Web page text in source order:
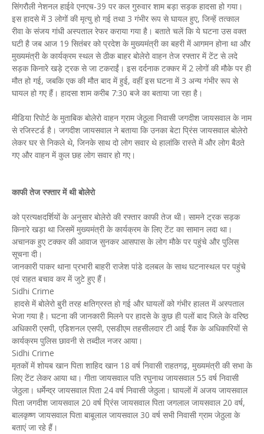
सिंगरौली नेशनल हाईवे एनएच-39 पर कल गुरुवार शाम बड़ा सड़क हादसा हो गया।
इस हादसे में 3 लोगों की मृत्यु हो गई तथा 3 गंभीर रूप से घायल हुए, जिन्हें तत्काल
रीवा के संजय गांधी अस्पताल रेफर कराया गया है। बताते चलें कि ये घटना उस वक्त
घटी है जब आज 19 सितंबर को प्रदेश के मुख्यमंत्री का बहरी में आगमन होना था और
मुख्यमंत्री के कार्यक्रम स्थल से ठीक बाहर बोलेरो वाहन तेज रफ्तार में टेंट से लदे
सड़क किनारे खड़े ट्रक से जा टकराईं। इस दर्दनाक टक्कर में 2 लोगों की मौके पर ही
मौत हो गई, जबकि एक की मौत बाद में हुई, वहीं इस घटना में 3 अन्य गंभीर रूप से
घायल हो गए हैं। हादसा शाम करीब 7:30 बजे का बताया जा रहा है।
मीडिया रिपोर्ट के मुताबिक बोलेरो वाहन ग्राम जेठूला निवासी जगदीश जायसवाल के नाम
से रजिस्टर्ड है। जगदीश जायसवाल ने बताया कि उनका बेटा प्रिंस जायसवाल बोलेरो
लेकर घर से निकले थे, जिनके साथ दो लोग सवार थे हालांकि रास्ते में और लोग बैठते
गए और वाहन में कुल छह लोग सवार हो गए।
काफी तेज रफ्तार में थी बोलेरो
को प्रत्यक्षदर्शियों के अनुसार बोलेरो की रफ्तार काफी तेज थी। सामने ट्रक सड़क
किनारे खड़ा था जिसमें मुख्यमंत्री के कार्यक्रम के लिए टेंट का सामान लदा था।
अचानक हुए टक्कर की आवाज सुनकर आसपास के लोग मौके पर पहुंचे और पुलिस
सूचना दी।
जानकारी पाकर थाना प्रभारी बाहरी राजेश पांडे दलबल के साथ घटनास्थल पर पहुंचे
एवं राहत बचाव कर में जुटे हुए हैं।
Sidhi Crime
हादसे में बोलेरो बुरी तरह क्षतिग्रस्त हो गई और घायलों को गंभीर हालत में अस्पताल
भेजा गया है। घटना की जानकारी मिलने पर हादसे के कुछ ही पलों बाद जिले के वरिष्ठ
अधिकारी एसपी, एडिशनल एसपी, एसडीएम तहसीलदार टी आई रैंक के अधिकारियों से
कार्यक्रम पुलिस छावनी से तब्दील नजर आया।
Sidhi Crime
मृतकों में शोयब खान पिता शाहिद खान 18 वर्ष निवासी राहतगढ़, मुख्यमंत्री की सभा के
लिए टेंट लेकर आया था। गीता जायसवाल पति रघुनाथ जायसवाल 55 वर्ष निवासी
जेठुला। धर्मेन्द्र जायसवाल पिता 24 वर्ष निवासी जेठुला। घायलों में अजय जायसवाल
पिता जगदीश जायसवाल 20 वर्ष प्रिंस जायसवाल पिता जगलाल जायसवाल 20 वर्ष,
बालकृष्ण जायसवाल पिता बाबूलाल जायसवाल 30 वर्ष सभी निवासी ग्राम जेठुला के
बताएं जा रहे हैं।